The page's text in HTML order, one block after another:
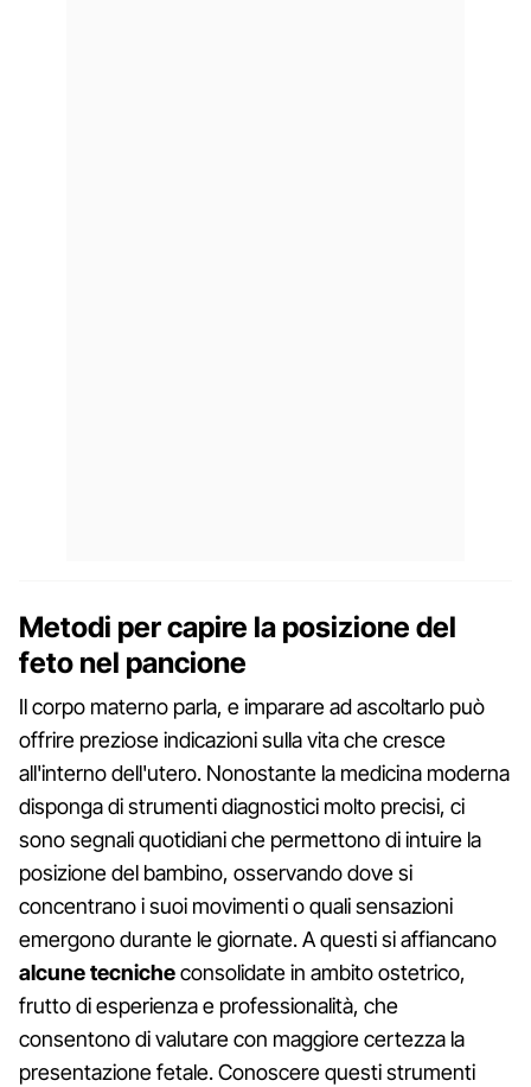
Metodi per capire la posizione del
feto nel pancione
Il corpo materno parla, e imparare ad ascoltarlo può
offrire preziose indicazioni sulla vita che cresce
all'interno dell'utero. Nonostante la medicina moderna
disponga di strumenti diagnostici molto precisi, ci
sono segnali quotidiani che permettono di intuire la
posizione del bambino, osservando dove si
concentrano i suoi movimenti o quali sensazioni
emergono durante le giornate. A questi si affiancano
alcunetecnicheconsolidate in ambito ostetrico,
frutto di esperienza e professionalità, che
consentono di valutare con maggiore certezza la
presentazione fetale. Conoscere questi strumenti